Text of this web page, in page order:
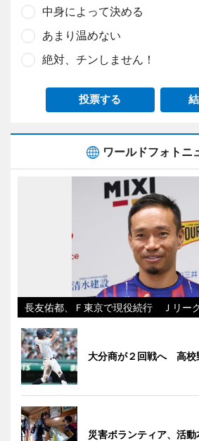
中身によって決める
あまり温めない
絶対、チンしません！
投票する
ワールドフォトニ
長友佑都、Ｆ東京で現役続行 Ｊリー
大分商が２回戦へ 高校
災害ボランティア、活動